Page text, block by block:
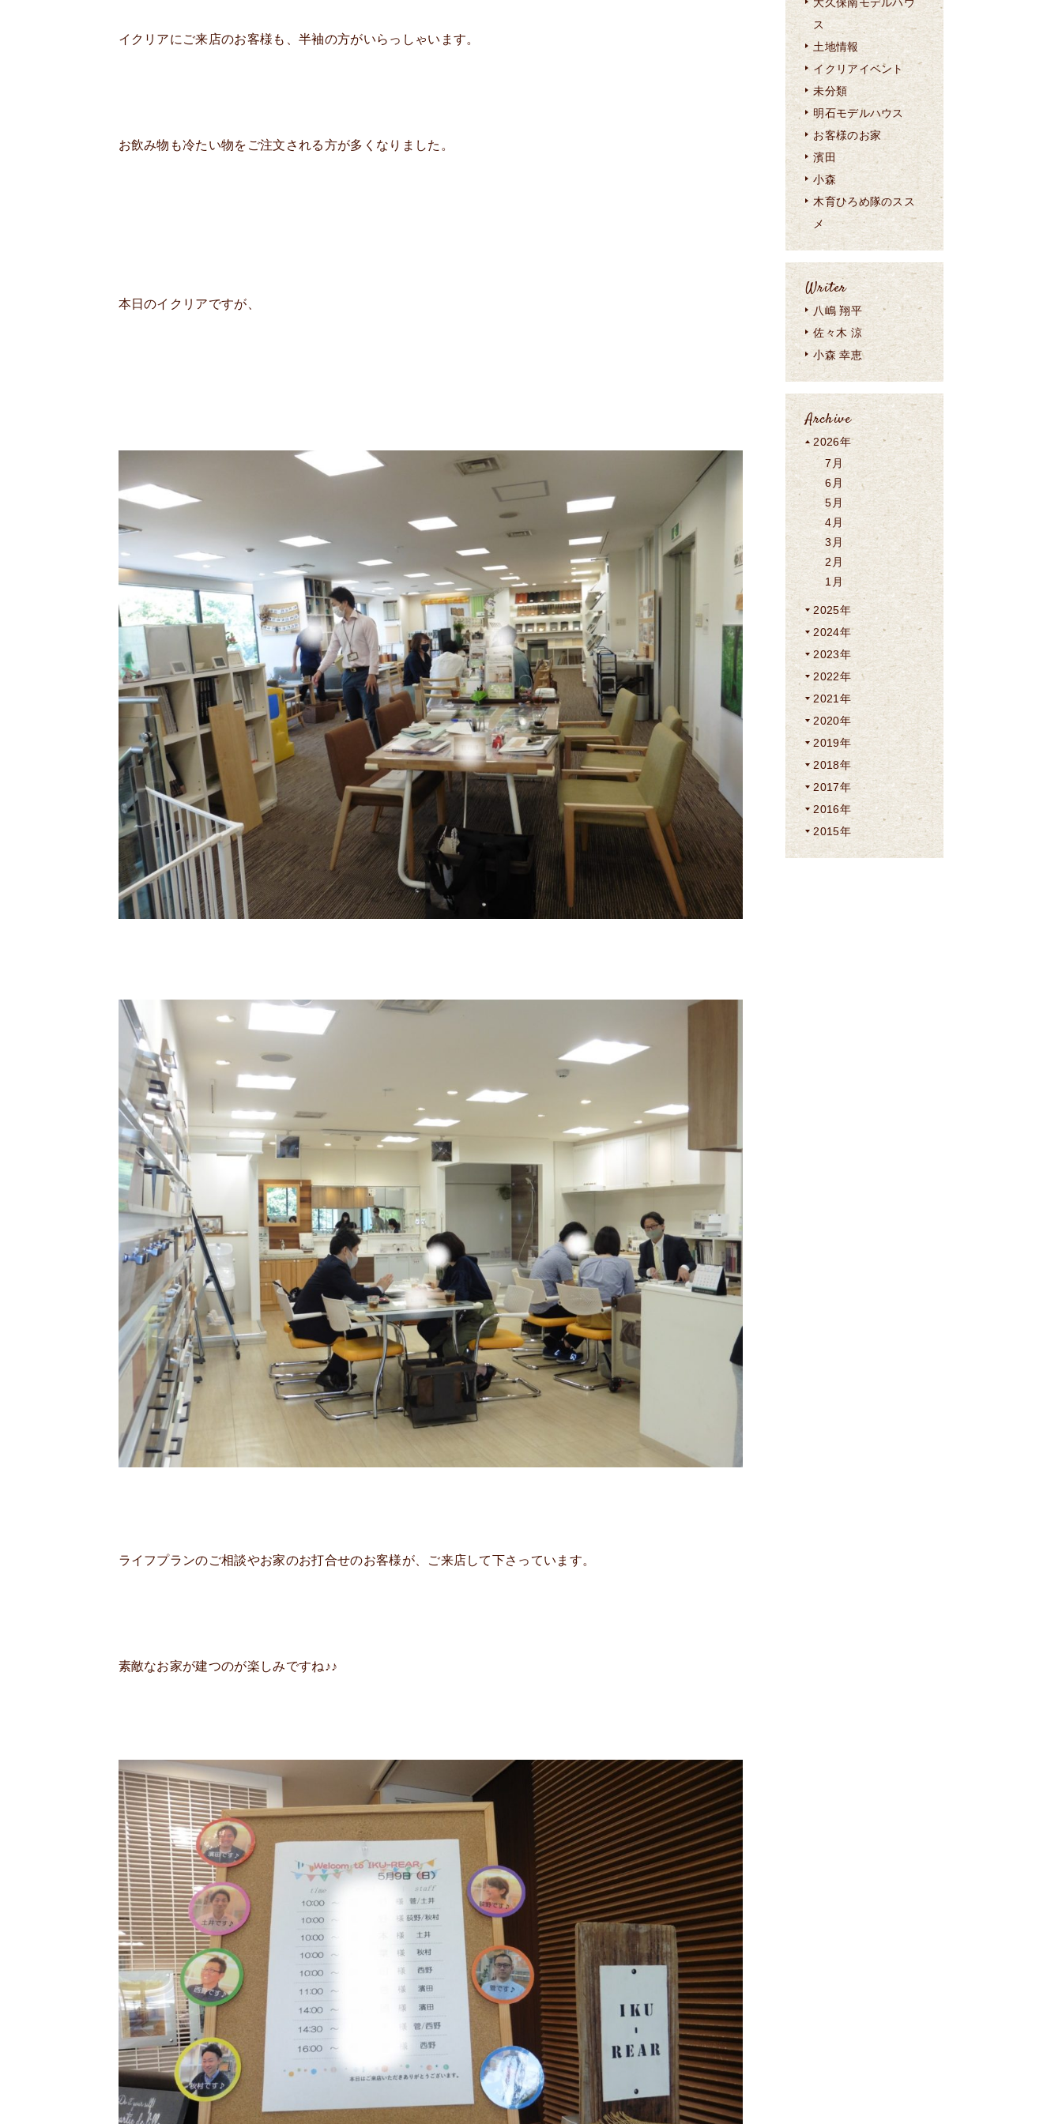
イクリアにご来店のお客様も、半袖の方がいらっしゃいます。
お飲み物も冷たい物をご注文される方が多くなりました。
本日のイクリアですが、
ライフプランのご相談やお家のお打合せのお客様が、ご来店して下さっています。
素敵なお家が建つのが楽しみですね♪♪
ス
土地情報
イクリアイベント
未分類
明石モデルハウス
お客様のお家
濱田
小森
木育ひろめ隊のスス
メ
Writer
八嶋 翔平
佐々木 涼
小森 幸恵
Archive
2026年
7月
6月
5月
4月
3月
2月
1月
2025年
2024年
2023年
2022年
2021年
2020年
2019年
2018年
2017年
2016年
2015年